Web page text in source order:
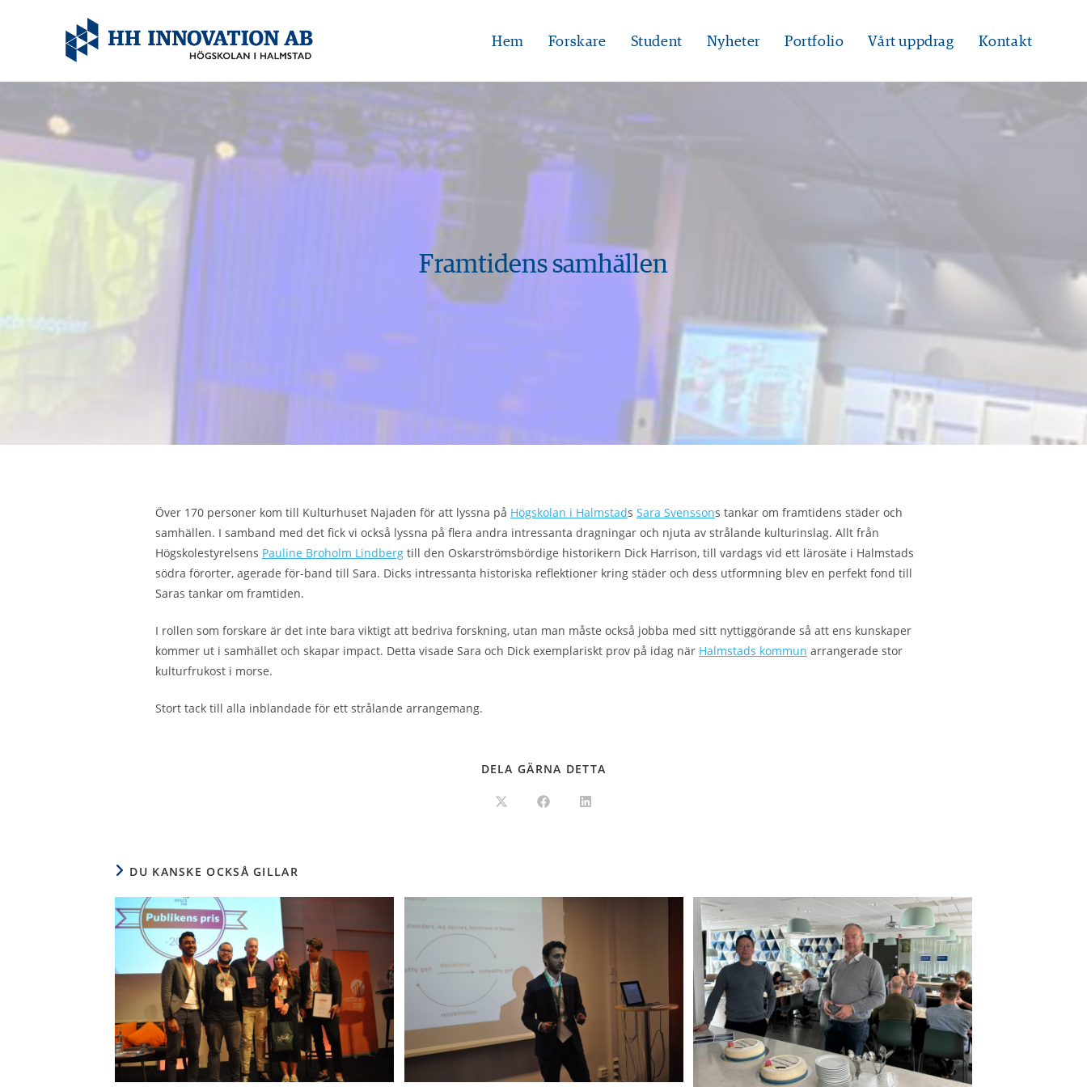
Hem Forskare Student Nyheter Portfolio Vårt uppdrag Kontakt
Framtidens samhällen
Över 170 personer kom till Kulturhuset Najaden för att lyssna på Högskolan i Halmstads Sara Svenssons tankar om framtidens städer och
samhällen. I samband med det fick vi också lyssna på flera andra intressanta dragningar och njuta av strålande kulturinslag. Allt från
Högskolestyrelsens Pauline Broholm Lindberg till den Oskarströmsbördige historikern Dick Harrison, till vardags vid ett lärosäte i Halmstads
södra förorter, agerade för-band till Sara. Dicks intressanta historiska reflektioner kring städer och dess utformning blev en perfekt fond till
Saras tankar om framtiden.
I rollen som forskare är det inte bara viktigt att bedriva forskning, utan man måste också jobba med sitt nyttiggörande så att ens kunskaper
kommer ut i samhället och skapar impact. Detta visade Sara och Dick exemplariskt prov på idag när Halmstads kommun arrangerade stor
kulturfrukost i morse.
Stort tack till alla inblandade för ett strålande arrangemang.
DELA GÄRNA DETTA
DU KANSKE OCKSÅ GILLAR